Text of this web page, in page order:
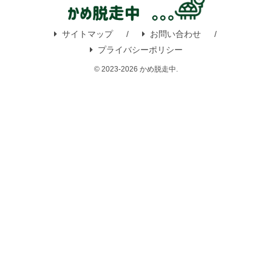
サイトマップ
お問い合わせ
プライバシーポリシー
© 2023-2026 かめ脱走中.